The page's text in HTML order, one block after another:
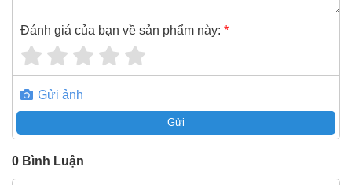
Đánh giá của bạn về sản phẩm này: *
Gửi ảnh
Gửi
0 Bình Luận